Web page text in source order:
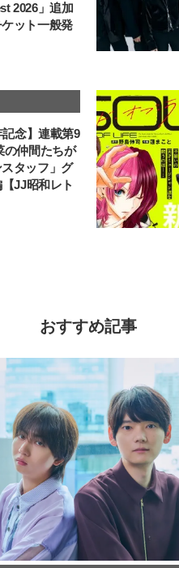
2026」追加
ット一般発
記念】連載第9
の仲間たちが
タッフ」グ
JJ昭和レト
おすすめ記事